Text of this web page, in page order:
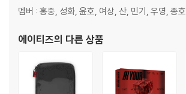
멤버 : 홍중, 성화, 윤호, 여상, 산, 민기, 우영, 종호
에이티즈의 다른 상품